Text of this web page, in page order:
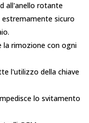
all'anello rotante
sicuro
la rimozione con ogni
l'utilizzo della chiave
lo svitamento